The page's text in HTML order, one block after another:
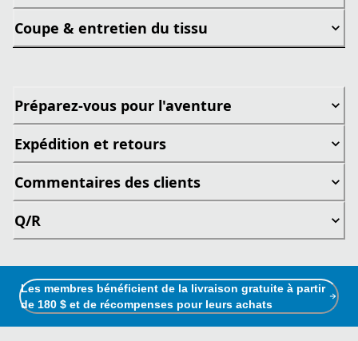
Coupe & entretien du tissu
Préparez-vous pour l'aventure
Expédition et retours
Commentaires des clients
Q/R
Les membres bénéficient de la livraison gratuite à partir
de 180 $ et de récompenses pour leurs achats